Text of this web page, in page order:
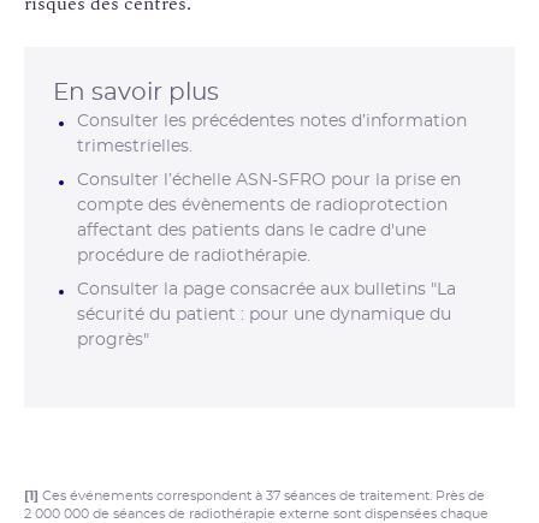
En savoir plus
Consulter les précédentes notes d’information
trimestrielles.
Consulter l’échelle ASN-SFRO pour la prise en
compte des évènements de radioprotection
affectant des patients dans le cadre d'une
procédure de radiothérapie.
Consulter la page consacrée aux bulletins "La
sécurité du patient : pour une dynamique du
progrès"
[1] Ces événements correspondent à 37 séances de traitement. Près de
2 000 000 de séances de radiothérapie externe sont dispensées chaque